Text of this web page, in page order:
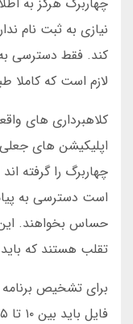
نیازی به ثبت نام
کند. فقط دسترسی
لازم است که کاملا
کلاهبرداری های
اپلیکیشن های جعلی
چهاربرگ را گرفته
است دسترسی به
حساس بخواهند. این
تقلب هستند که
برای تشخیص